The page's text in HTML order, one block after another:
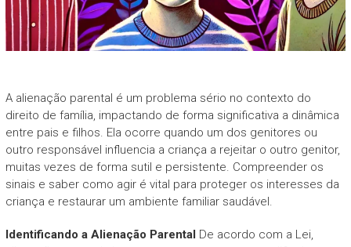
A alienação parental é um problema sério no contexto do
direito de família, impactando de forma significativa a dinâmica
entre pais e filhos. Ela ocorre quando um dos genitores ou
outro responsável influencia a criança a rejeitar o outro genitor,
muitas vezes de forma sutil e persistente. Compreender os
sinais e saber como agir é vital para proteger os interesses da
criança e restaurar um ambiente familiar saudável.
Identificando a Alienação Parental De acordo com a Lei,